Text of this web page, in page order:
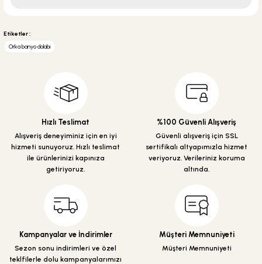
yetersiz gördüğünüz noktaları öneri formunu kullanarak tarafımıza
Görüş ve önerileriniz için teşekkür ederiz.
Ürün resmi kalitesiz, bozuk veya görüntülenemiyor.
Ürün açıklamasında eksik bilgiler bulunuyor.
Ürün fiyatı diğer sitelerden daha pahalı.
Bu ürüne benzer farklı alternatifler olmalı.
Etiketler :
Orka banyo dolabı
Hızlı Teslimat
Alışveriş deneyiminiz için en iyi
hizmeti sunuyoruz. Hızlı teslimat
ile ürünlerinizi kapınıza
getiriyoruz.
%100 Güvenli Alışveriş
Güvenli alışveriş için SSL
sertifikalı altyapımızla hizmet
veriyoruz. Verileriniz koruma
altında.
Kampanyalar ve İndirimler
Sezon sonu indirimleri ve özel
teklfilerle dolu kampanyalarımızı
Müşteri Memnuniyeti
Müşteri Memnuniyeti